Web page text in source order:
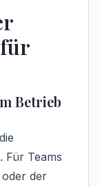
Betrieb
Für Teams
der